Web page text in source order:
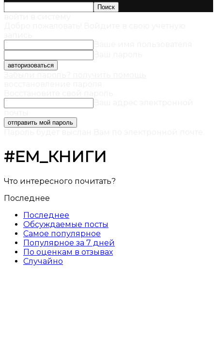
#ЕМ_КНИГИ
Что интересного почитать?
Последнее
Последнее
Обсуждаемые посты
Самое популярное
Популярное за 7 дней
По оценкам в отзывах
Случайно